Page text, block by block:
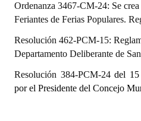
Constitución Provincial
Reglamento Interno
Digesto
Ordenanza 3467-CM-24: Se
Feriantes de Ferias Populares.
Resolución 462-PCM-15:
Departamento Deliberante de
Resolución 384-PCM-24del 15
por el Presidente del Concejo